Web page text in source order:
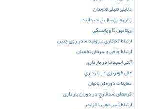
دلایلی تنبلی تخمدان
زنان میان‌سال باید بدانند
ویتامین E و یائسگی
ارتباط کم‌کاری تیروئید مادر روی جنین
ارتباط چاقی و سرطان تخمدان
آنتی اسیدها در بارداری
علل خونریزی در بارداری
معاینات دوره ای بانوان
کرم‌های ضدقارج در دوران بارداری
ارتباط شیر دهی با الزایمر